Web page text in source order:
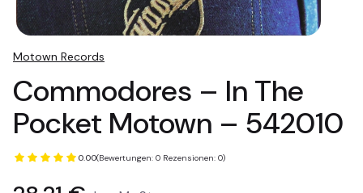
Motown Records
Commodores – In The
Pocket Motown – 542010
0.00(Bewertungen: 0 Rezensionen: 0)